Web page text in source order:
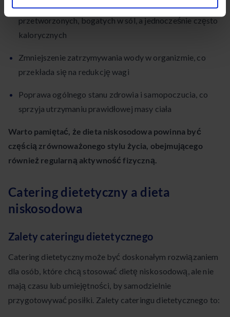
Ograniczenie spożycia produktów wysoko
przetworzonych, bogatych w sól, a jednocześnie często
kalorycznych
Zmniejszenie zatrzymywania wody w organizmie, co
przekłada się na redukcję wagi
Poprawa ogólnego stanu zdrowia i samopoczucia, co
sprzyja utrzymaniu prawidłowej masy ciała
Warto pamiętać, że dieta niskosodowa powinna być
częścią zrównoważonego stylu życia, obejmującego
również regularną aktywność fizyczną.
Catering dietetyczny a dieta
niskosodowa
Zalety cateringu dietetycznego
Catering dietetyczny może być doskonałym rozwiązaniem
dla osób, które chcą stosować dietę niskosodową, ale nie
mają czasu lub umiejętności, by samodzielnie
przygotowywać posiłki. Zalety cateringu dietetycznego to: